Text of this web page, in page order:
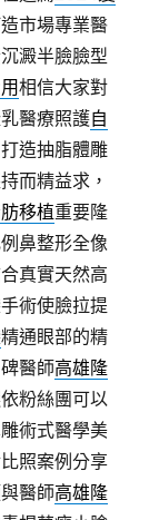
市場專業醫
澱半臉臉型
相信大家對
醫療照護自
造抽脂體雕
而精益求，
移植重要隆
鼻整形全像
真實天然高
術使臉拉提
精通眼部的精
醫師高雄隆
粉絲團可以
術式醫學美
照案例分享
醫師高雄隆